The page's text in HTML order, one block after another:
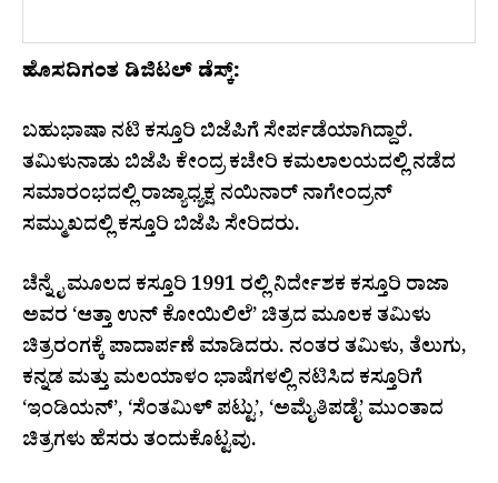
ಹೊಸದಿಗಂತ ಡಿಜಿಟಲ್ ಡೆಸ್ಕ್:
ಬಹುಭಾಷಾ ನಟಿ ಕಸ್ತೂರಿ ಬಿಜೆಪಿಗೆ ಸೇರ್ಪಡೆಯಾಗಿದ್ದಾರೆ.
ತಮಿಳುನಾಡು ಬಿಜೆಪಿ ಕೇಂದ್ರ ಕಚೇರಿ ಕಮಲಾಲಯದಲ್ಲಿ ನಡೆದ
ಸಮಾರಂಭದಲ್ಲಿ ರಾಜ್ಯಾಧ್ಯಕ್ಷ ನಯಿನಾರ್ ನಾಗೇಂದ್ರನ್
ಸಮ್ಮುಖದಲ್ಲಿ ಕಸ್ತೂರಿ ಬಿಜೆಪಿ ಸೇರಿದರು.
ಚೆನ್ನೈ ಮೂಲದ ಕಸ್ತೂರಿ 1991 ರಲ್ಲಿ ನಿರ್ದೇಶಕ ಕಸ್ತೂರಿ ರಾಜಾ
ಅವರ ‘ಆತ್ತಾ ಉನ್ ಕೋಯಿಲಿಲೆ’ ಚಿತ್ರದ ಮೂಲಕ ತಮಿಳು
ಚಿತ್ರರಂಗಕ್ಕೆ ಪಾದಾರ್ಪಣೆ ಮಾಡಿದರು. ನಂತರ ತಮಿಳು, ತೆಲುಗು,
ಕನ್ನಡ ಮತ್ತು ಮಲಯಾಳಂ ಭಾಷೆಗಳಲ್ಲಿ ನಟಿಸಿದ ಕಸ್ತೂರಿಗೆ
‘ಇಂಡಿಯನ್’, ‘ಸೆಂತಮಿಳ್ ಪಟ್ಟು’, ‘ಅಮೈತಿಪಡೈ’ ಮುಂತಾದ
ಚಿತ್ರಗಳು ಹೆಸರು ತಂದುಕೊಟ್ಟವು.